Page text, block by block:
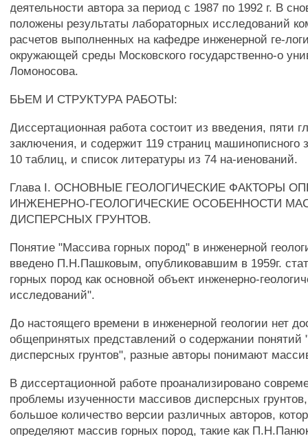
деятельности автора за период с 1987 по 1992 г. В
положены результаты лабораторных исследований
расчетов выполненных на кафедре инженерной ге-
окружающей среды Московского государственно-о
Ломоносова.
БЬЕМ И СТРУКТУРА РАБОТЫ:
Диссертационная работа состоит из введения, пяти
заключения, и содержит 119 страниц машинописного
10 таблиц, и список литературы из 74 на-иенований.
Глава I. ОСНОВНЫЕ ГЕОЛОГИЧЕСКИЕ ФАКТОРЫ
ИНЖЕНЕРНО-ГЕОЛОГИЧЕСКИЕ ОСОБЕННОСТИ
ДИСПЕРСНЫХ ГРУНТОВ.
Понятие "Массива горных пород" в инженерной
введено П.Н.Пашковым, опубликовавшим в 1959г.
горных пород как основной объект инженерно-
исследований".
До настоящего времени в инженерной геологии нет
общепринятых представлений о содержании понятий
дисперсных грунтов", разные авторы понимают
В диссертационной работе проанализировано
проблемы изученности массивов дисперсных
большое количество версии различных авторов,
определяют массив горных пород, такие как